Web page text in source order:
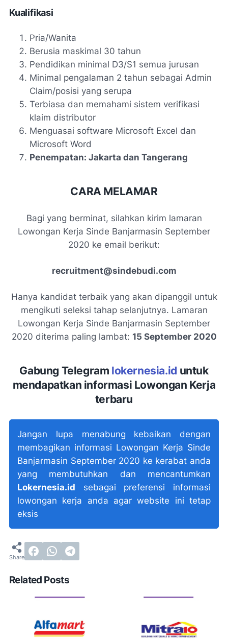
Kualifikasi
Pria/Wanita
Berusia maskimal 30 tahun
Pendidikan minimal D3/S1 semua jurusan
Minimal pengalaman 2 tahun sebagai Admin
Claim/posisi yang serupa
Terbiasa dan memahami sistem verifikasi
klaim distributor
Menguasai software Microsoft Excel dan
Microsoft Word
Penempatan: Jakarta dan Tangerang
CARA MELAMAR
Bagi yang berminat, silahkan kirim lamaran
Lowongan Kerja Sinde Banjarmasin September
2020 ke email berikut:
recruitment@sindebudi.com
Hanya kandidat terbaik yang akan dipanggil untuk
mengikuti seleksi tahap selanjutnya. Lamaran
Lowongan Kerja Sinde Banjarmasin September
2020 diterima paling lambat: 15 September 2020
Gabung Telegram lokernesia.id untuk
mendapatkan informasi Lowongan Kerja
terbaru
Jangan lupa menabung kebaikan dengan
membagikan informasi Lowongan Kerja Sinde
Banjarmasin September 2020 ke kerabat anda
yang membutuhkan dan mencantumkan
Lokernesia.id sebagai preferensi informasi
lowongan kerja anda agar website ini tetap
eksis
Related Posts